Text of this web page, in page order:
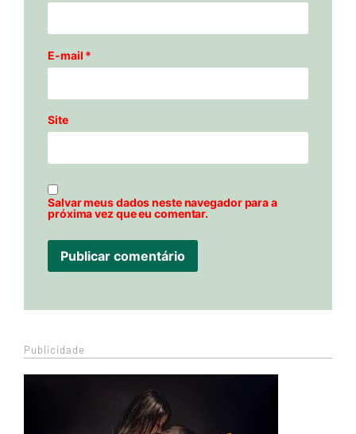
E-mail *
Site
Salvar meus dados neste navegador para a
próxima vez que eu comentar.
Publicidade